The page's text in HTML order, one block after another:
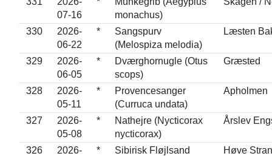
07-16
monachus)
330
2026-
06-22
*
Sangspurv
(Melospiza melodia)
Læsten
329
2026-
06-05
*
Dværghornugle (Otus
scops)
Græsted
328
2026-
05-11
*
Provencesanger
(Curruca undata)
Apholmen
327
2026-
05-08
*
Nathejre (Nycticorax
nycticorax)
Årslev
326
2026-
*
Sibirisk Fløjlsand
Høve